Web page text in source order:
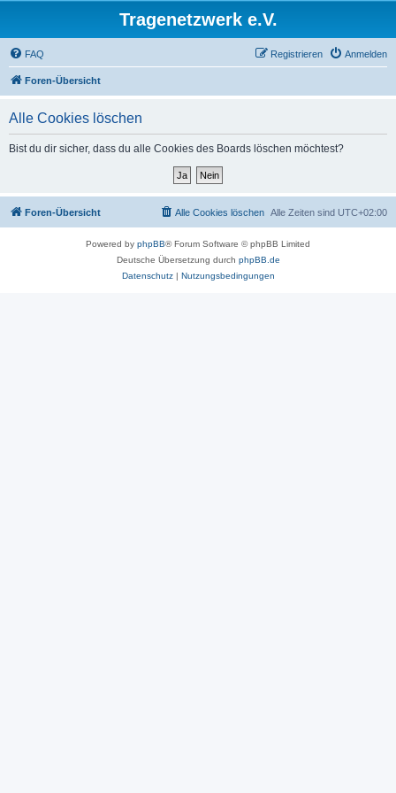
Tragenetzwerk e.V.
FAQ Anmelden
Registrieren
Foren-Übersicht
Alle Cookies löschen
Bist du dir sicher, dass du alle Cookies des Boards löschen möchtest?
Foren-Übersicht Alle Zeiten sind UTC+02:00
Alle Cookies löschen
Powered by phpBB® Forum Software © phpBB Limited
Deutsche Übersetzung durch phpBB.de
Datenschutz| Nutzungsbedingungen